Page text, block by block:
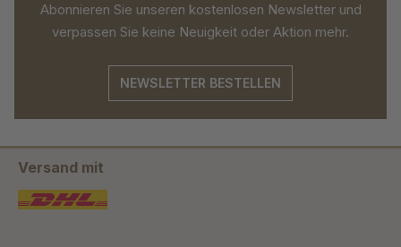
Abonnieren Sie unseren kostenlosen Newsletter und
verpassen Sie keine Neuigkeit oder Aktion mehr.
NEWSLETTER BESTELLEN
Versand mit